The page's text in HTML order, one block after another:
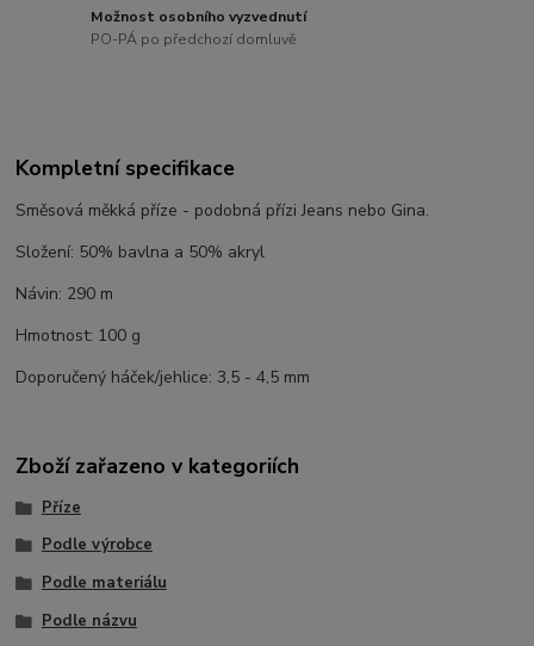
Možnost osobního vyzvednutí
PO-PÁ po předchozí domluvě
Kompletní specifikace
Směsová měkká příze - podobná přízi Jeans nebo Gina.
Složení: 50% bavlna a 50% akryl
Návin: 290 m
Hmotnost: 100 g
Doporučený háček/jehlice: 3,5 - 4,5 mm
Zboží zařazeno v kategoriích
Příze
Podle výrobce
Podle materiálu
Podle názvu